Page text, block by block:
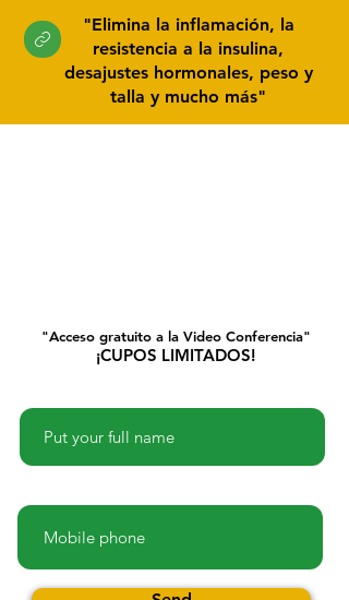
"Elimina la inflamación, la
resistencia a la insulina,
desajustes hormonales, peso y
talla y mucho más"
"Acceso gratuito a la Video Conferencia"
¡CUPOS LIMITADOS!